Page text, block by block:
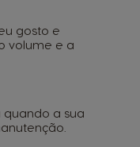
gosto e
volume e a
quando a sua